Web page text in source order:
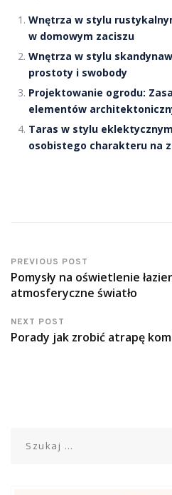
Wnętrza w stylu
w domowym zaciszu
Wnętrza w stylu
prostoty i swobody
Projektowanie ogrodu:
elementów
Taras w stylu
osobistego charakteru na
PREVIOUS POST
Pomysły na oświetlenie
atmosferyczne światło
NEXT POST
Porady jak zrobić atrapę